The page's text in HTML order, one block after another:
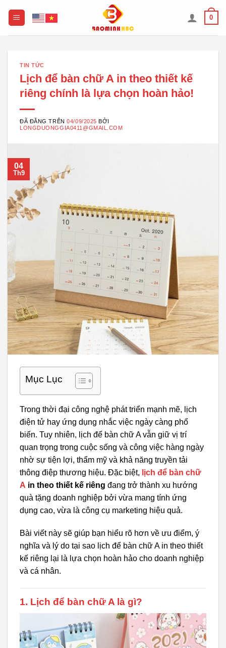
0
TIN TỨC
Lịch để bàn chữ A in theo thiết kế
riêng chính là lựa chọn hoàn hảo!
ĐÃ ĐĂNG TRÊN04/09/2025 BỞI
LONGDUONGGIA0411@GMAIL.COM
04
Th9
Mục Lục
Trong thời đại công nghệ phát triển mạnh mẽ, lịch
điện tử hay ứng dụng nhắc việc ngày càng phổ
biến. Tuy nhiên, lịch để bàn chữ A vẫn giữ vị trí
quan trọng trong cuộc sống và công việc hàng ngày
nhờ sự tiện lợi, thẩm mỹ và khả năng truyền tải
thông điệp thương hiệu. Đặc biệt, lịch để bàn chữ
A in theo thiết kế riêng đang trở thành xu hướng
quà tặng doanh nghiệp bởi vừa mang tính ứng
dụng cao, vừa là công cụ marketing hiệu quả.
Bài viết này sẽ giúp bạn hiểu rõ hơn về ưu điểm, ý
nghĩa và lý do tại sao lịch để bàn chữ A in theo thiết
kế riêng lại là lựa chọn hoàn hảo cho doanh nghiệp
và cá nhân.
1. Lịch để bàn chữ A là gì?